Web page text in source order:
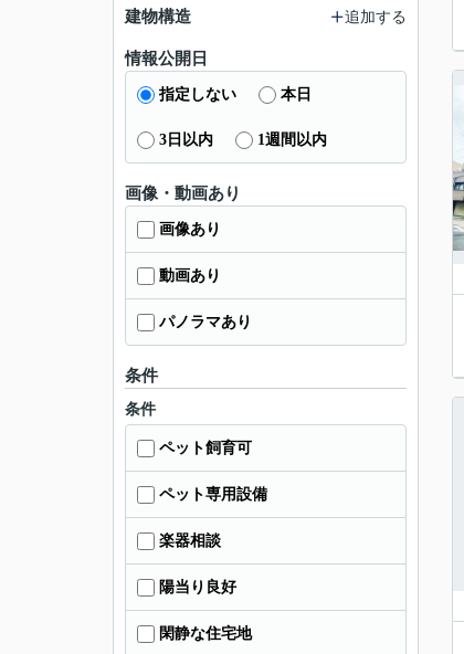
建物構造 追加する
情報公開日
指定しない 本日
3日以内 1週間以内
画像・動画あり
画像あり
動画あり
パノラマあり
条件
条件
ペット飼育可
ペット専用設備
楽器相談
陽当り良好
閑静な住宅地